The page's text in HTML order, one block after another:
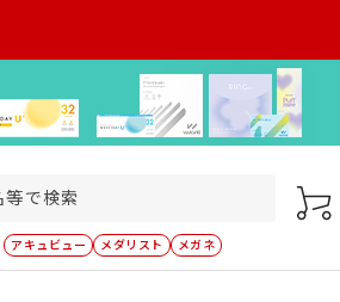
アキュビュー メダリスト メガネ